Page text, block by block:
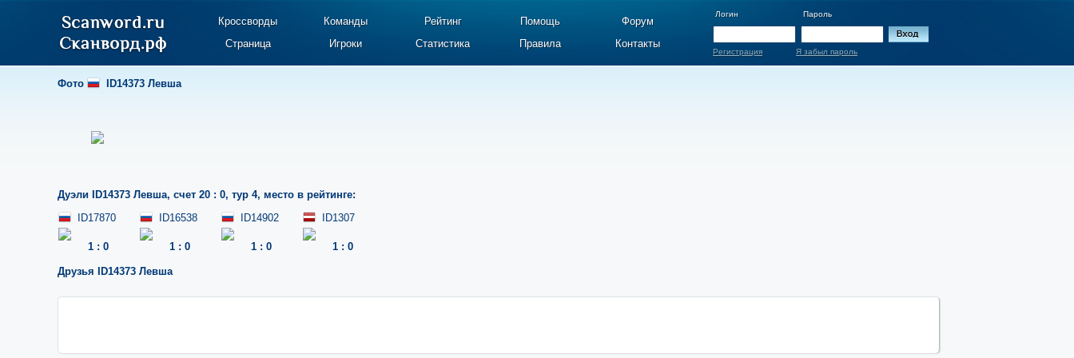
Кроссворды Команды Рейтинг Помощь
Форум
Страница
Игроки Статистика Правила Контакты
Логин Пароль
Регистрация Я забыл пароль
Фото ID14373 Левша
Дуэли ID14373 Левша, счет 20 : 0, тур 4, место в рейтинге:
ID17870
1 : 0
ID16538
1 : 0
ID14902
1 : 0
ID1307
1 : 0
Друзья ID14373 Левша